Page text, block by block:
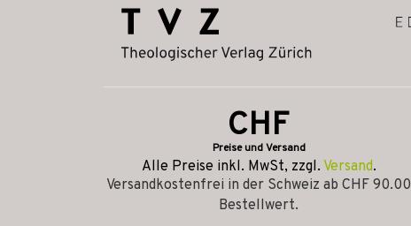
CHF
Preise und Versand
Alle Preise inkl. MwSt, zzgl. Versand.
Versandkostenfrei in der Schweiz ab CHF 90.00
Bestellwert.